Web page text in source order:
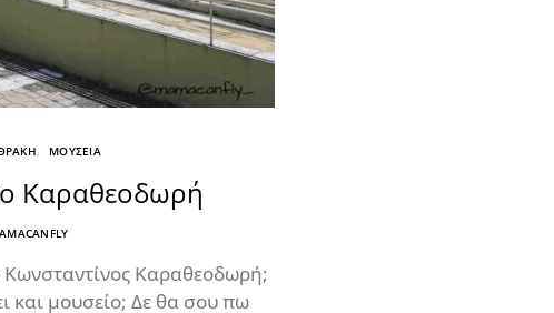
ΜΟΥΣΕΙΑ
Καραθεοδωρή
Κωνσταντίνος Καραθεοδωρή;
και μουσείο; Δε θα σου πω